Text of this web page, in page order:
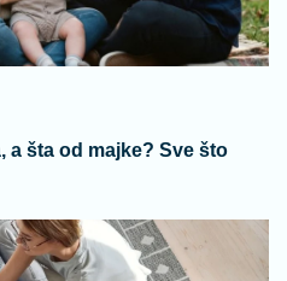
a šta od majke? Sve što